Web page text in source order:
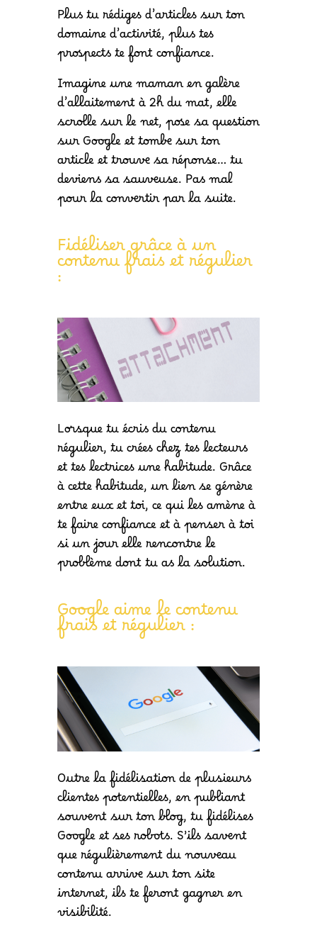
Plus tu rédiges d’articles sur ton
domaine d’activité, plus tes
prospects te font confiance.
Imagine une maman en galère
d’allaitement à 2h du mat, elle
scrolle sur le net, pose sa question
sur Google et tombe sur ton
article et trouve sa réponse… tu
deviens sa sauveuse. Pas mal
pour la convertir par la suite.
Fidéliser grâce à un
contenu frais et régulier
:
Lorsque tu écris du contenu
régulier, tu crées chez tes lecteurs
et tes lectrices une habitude. Grâce
à cette habitude, un lien se génère
entre eux et toi, ce qui les amène à
te faire confiance et à penser à toi
si un jour elle rencontre le
problème dont tu as la solution.
Google aime le contenu
frais et régulier :
Outre la fidélisation de plusieurs
clientes potentielles, en publiant
souvent sur ton blog, tu fidélises
Google et ses robots. S’ils savent
que régulièrement du nouveau
contenu arrive sur ton site
internet, ils te feront gagner en
visibilité.